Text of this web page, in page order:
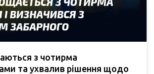
з чотирма
та ухвалив рішення щодо